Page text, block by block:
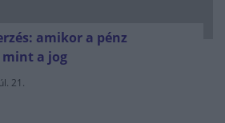
amikor a pénz
a jog
21.